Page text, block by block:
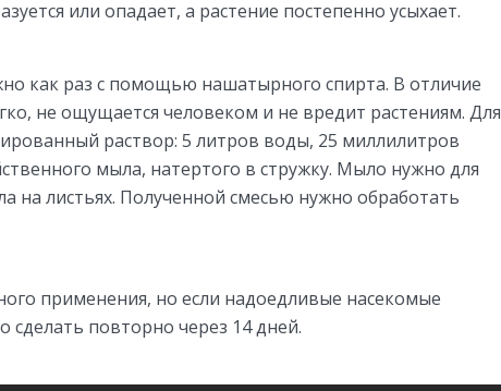
или опадает, а растение постепенно усыхает.
как раз с помощью нашатырного спирта. В отличие
не ощущается человеком и не вредит растениям. Для
раствор: 5 литров воды, 25 миллилитров
мыла, натертого в стружку. Мыло нужно для
на листьях. Полученной смесью нужно обработать
применения, но если надоедливые насекомые
сделать повторно через 14 дней.